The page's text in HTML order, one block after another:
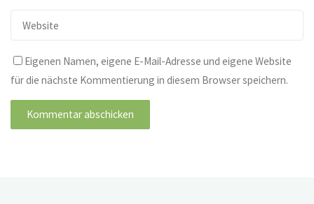
Eigenen Namen, eigene E-Mail-Adresse und eigene Website
für die nächste Kommentierung in diesem Browser speichern.